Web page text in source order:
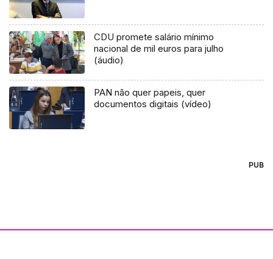
CDU promete salário mínimo
nacional de mil euros para julho
(áudio)
PAN não quer papeis, quer
documentos digitais (vídeo)
PUB